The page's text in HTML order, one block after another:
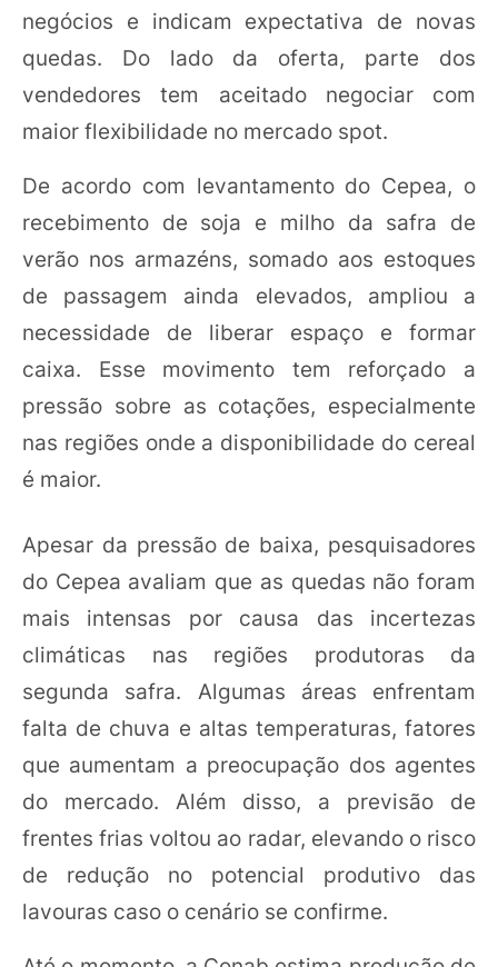
negócios e indicam expectativa de novas
quedas. Do lado da oferta, parte dos
vendedores tem aceitado negociar com
maior flexibilidade no mercado spot.
De acordo com levantamento do Cepea, o
recebimento de soja e milho da safra de
verão nos armazéns, somado aos estoques
de passagem ainda elevados, ampliou a
necessidade de liberar espaço e formar
caixa. Esse movimento tem reforçado a
pressão sobre as cotações, especialmente
nas regiões onde a disponibilidade do cereal
é maior.
Apesar da pressão de baixa, pesquisadores
do Cepea avaliam que as quedas não foram
mais intensas por causa das incertezas
climáticas nas regiões produtoras da
segunda safra. Algumas áreas enfrentam
falta de chuva e altas temperaturas, fatores
que aumentam a preocupação dos agentes
do mercado. Além disso, a previsão de
frentes frias voltou ao radar, elevando o risco
de redução no potencial produtivo das
lavouras caso o cenário se confirme.